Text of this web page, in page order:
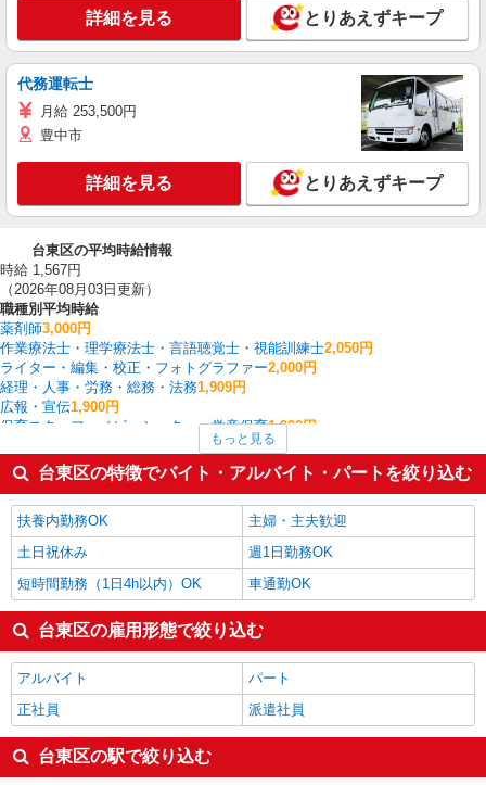
詳細を見る とりあえずキープ
代務運転士
月給 253,500円
豊中市
詳細を見る とりあえずキープ
台東区の平均時給情報
時給 1,567円
（2026年08月03日更新）
職種別平均時給
薬剤師3,000円
作業療法士・理学療法士・言語聴覚士・視能訓練士2,050円
ライター・編集・校正・フォトグラファー2,000円
経理・人事・労務・総務・法務1,909円
広報・宣伝1,900円
保育スタッフ・ベビーシッター・学童保育1,900円
1,800円
金融・貿易事務1,767円
データ入力・オペレーター
1,767円
看護師・保健師・看護助手・助産師1,755円
台東区の他の職種の平均時給を見る
もっと見る
台東区の特徴でバイト・アルバイト・パートを絞り込む
扶養内勤務OK
主婦・主夫歓迎
土日祝休み
週1日勤務OK
短時間勤務（1日4h以内）OK
車通勤OK
台東区の雇用形態で絞り込む
アルバイト
パート
正社員
派遣社員
台東区の駅で絞り込む